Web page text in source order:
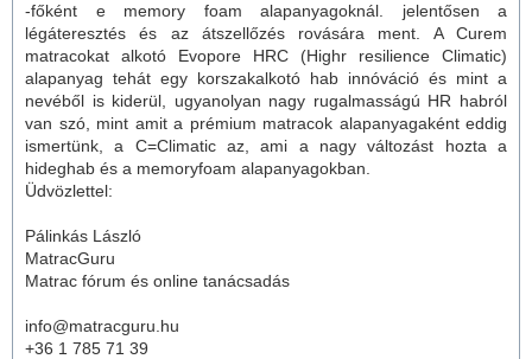
-főként e memory foam alapanyagoknál. jelentősen a
légáteresztés és az átszellőzés rovására ment. A Curem
matracokat alkotó Evopore HRC (Highr resilience Climatic)
alapanyag tehát egy korszakalkotó hab innóváció és mint a
nevéből is kiderül, ugyanolyan nagy rugalmasságú HR habról
van szó, mint amit a prémium matracok alapanyagaként eddig
ismertünk, a C=Climatic az, ami a nagy változást hozta a
hideghab és a memoryfoam alapanyagokban.
Üdvözlettel:
Pálinkás László
MatracGuru
Matrac fórum és online tanácsadás
info@matracguru.hu
+36 1 785 71 39